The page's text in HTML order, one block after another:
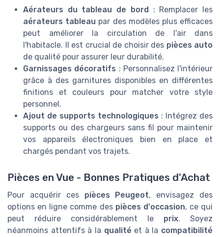
Aérateurs du tableau de bord
: Remplacer les
aérateurs tableau par des modèles plus efficaces
peut améliorer la circulation de l'air dans
l'habitacle. Il est crucial de choisir des pièces auto
de qualité pour assurer leur durabilité.
Garnissages décoratifs : Personnalisez l'intérieur
grâce à des garnitures disponibles en différentes
finitions et couleurs pour matcher votre style
personnel.
Ajout de supports technologiques : Intégrez des
supports ou des chargeurs sans fil pour maintenir
vos appareils électroniques bien en place et
chargés pendant vos trajets.
Pièces en Vue - Bonnes Pratiques d'Achat
Pour acquérir ces pièces Peugeot, envisagez des
options en ligne comme des pièces d'occasion, ce qui
peut réduire considérablement le prix. Soyez
néanmoins attentifs à la qualité et à la compatibilité